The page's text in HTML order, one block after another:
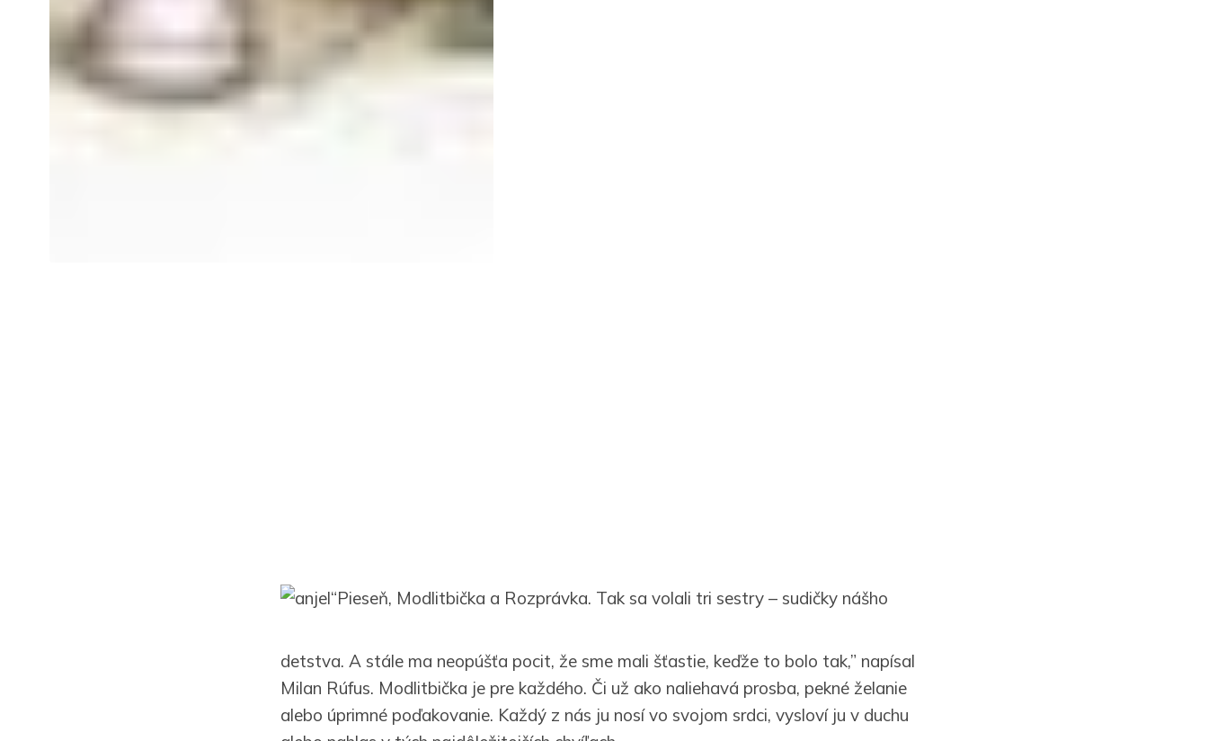
“Pieseň, Modlitbička a Rozprávka. Tak sa volali tri sestry – sudičky nášho
detstva. A stále ma neopúšťa pocit, že sme mali šťastie, keďže to bolo tak,” napísal
Milan Rúfus. Modlitbička je pre každého. Či už ako naliehavá prosba, pekné želanie
alebo úprimné poďakovanie. Každý z nás ju nosí vo svojom srdci, vysloví ju v duchu